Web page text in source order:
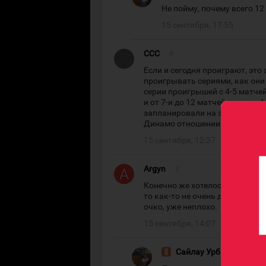
Не пойму, почему всего 12
CCC
Если и сегодня проиграют,
проигрывать сериями, как
серии проигрышей с 4-5
и от 7-и до 12 матчей подряд.
запланировали на этот раз?
Динамо отношении не очень
Argyn
Конечно же хотелось бы
то как-то не очень дела у
очко, уже неплохо.
Сайлау Урбисинов